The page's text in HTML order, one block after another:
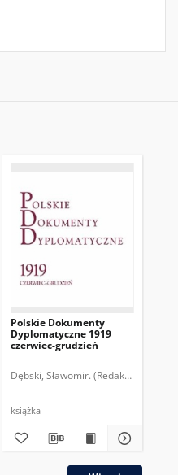
Polskie Dokumenty
Dyplomatyczne 1919
czerwiec-grudzień
Dębski, Sławomir. (Redaktor)
książka